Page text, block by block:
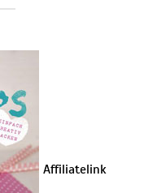
Affiliatelink